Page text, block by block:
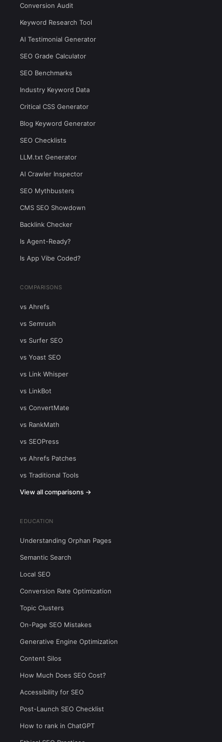
Conversion Audit
Keyword Research Tool
AI Testimonial Generator
SEO Grade Calculator
SEO Benchmarks
Industry Keyword Data
Critical CSS Generator
Blog Keyword Generator
SEO Checklists
LLM.txt Generator
AI Crawler Inspector
SEO Mythbusters
CMS SEO Showdown
Backlink Checker
Is Agent-Ready?
Is App Vibe Coded?
COMPARISONS
vs Ahrefs
vs Semrush
vs Surfer SEO
vs Yoast SEO
vs Link Whisper
vs LinkBot
vs ConvertMate
vs RankMath
vs SEOPress
vs Ahrefs Patches
vs Traditional Tools
View all comparisons →
EDUCATION
Understanding Orphan Pages
Semantic Search
Local SEO
Conversion Rate Optimization
Topic Clusters
On-Page SEO Mistakes
Generative Engine Optimization
Content Silos
How Much Does SEO Cost?
Accessibility for SEO
Post-Launch SEO Checklist
How to rank in ChatGPT